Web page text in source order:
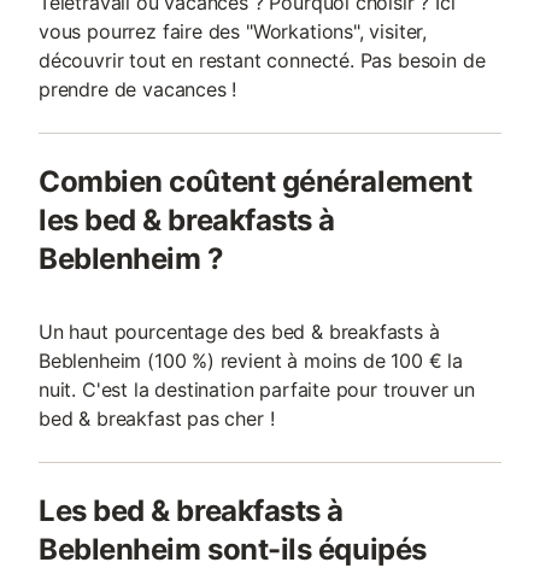
vous pourrez faire des "Workations", visiter,
découvrir tout en restant connecté. Pas besoin de
prendre de vacances !
Combien coûtent généralement
les bed & breakfasts à
Beblenheim ?
Un haut pourcentage des bed & breakfasts à
Beblenheim (100 %) revient à moins de 100 € la
nuit. C'est la destination parfaite pour trouver un
bed & breakfast pas cher !
Les bed & breakfasts à
Beblenheim sont-ils équipés